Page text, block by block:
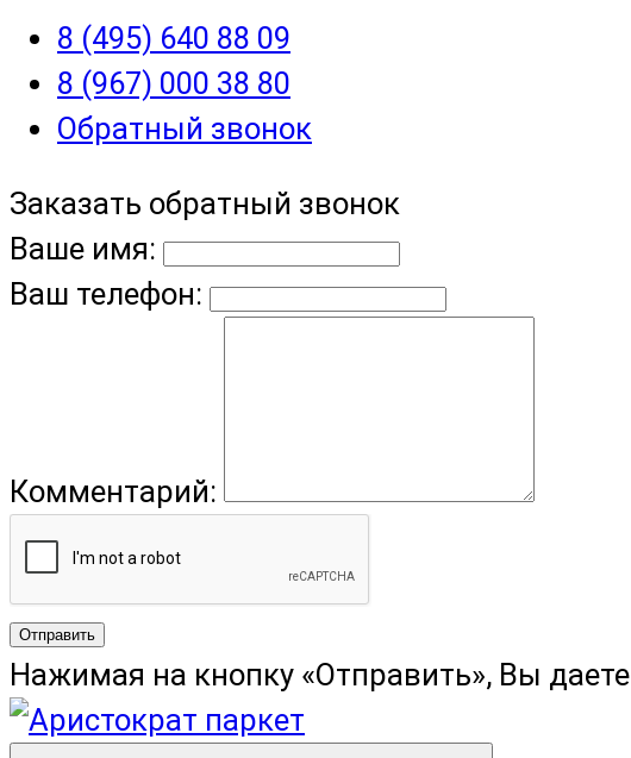
8 (495) 640 88 09
8 (967) 000 38 80
Обратный звонок
Заказать обратный звонок
Ваше имя:
Ваш телефон:
Комментарий:
Отправить
Нажимая на кнопку «Отправить», Вы даете